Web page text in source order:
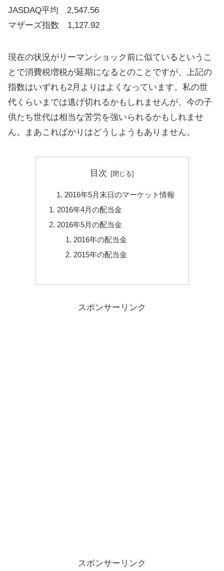
JASDAQ平均 2,547.56
マザーズ指数 1,127.92
現在の状況がリーマンショック前に似ているというこ
とで消費税増税が延期になるとのことですが、上記の
指数はいずれも2月よりはよくなっています。私の世
代くらいまでは逃げ切れるかもしれませんが、今の子
供たち世代は相当な苦労を強いられるかもしれませ
ん。まあこればかりはどうしようもありません。
目次
2016年5月末日のマーケット情報
2016年4月の配当金
2016年5月の配当金
2016年の配当金
2015年の配当金
スポンサーリンク
スポンサーリンク